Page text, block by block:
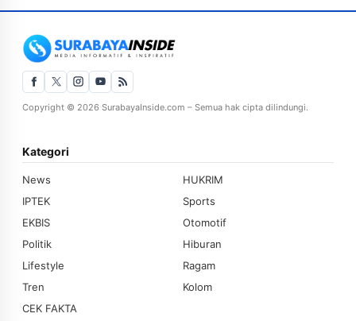
Copyright © 2026 SurabayaInside.com – Semua hak cipta dilindungi.
Kategori
News
HUKRIM
IPTEK
Sports
EKBIS
Otomotif
Politik
Hiburan
Lifestyle
Ragam
Tren
Kolom
CEK FAKTA